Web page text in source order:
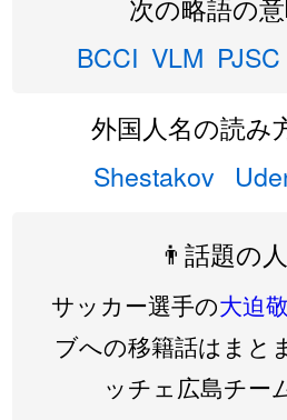
次の略語の
BCCI VLM PJSC
外国人名の読み
Shestakov
👨話題の
サッカー選手の大迫
ブへの移籍話はまと
ッチェ広島チー